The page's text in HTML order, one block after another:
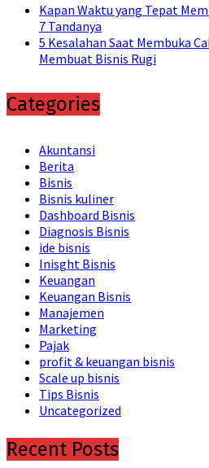
Kapan Waktu yang Tepat
7 Tandanya
5 Kesalahan Saat Membuka
Membuat Bisnis Rugi
Categories
Akuntansi
Berita
Bisnis
Bisnis kuliner
Dashboard Bisnis
Diagnosis Bisnis
ide bisnis
Inisght Bisnis
Keuangan
Keuangan Bisnis
Manajemen
Marketing
Pajak
profit & keuangan bisnis
Scale up bisnis
Tips Bisnis
Uncategorized
Recent Posts